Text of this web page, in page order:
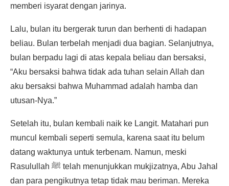
memberi isyarat dengan jarinya.
Lalu, bulan itu bergerak turun dan berhenti di hadapan
beliau. Bulan terbelah menjadi dua bagian. Selanjutnya,
bulan berpadu lagi di atas kepala beliau dan bersaksi,
“Aku bersaksi bahwa tidak ada tuhan selain Allah dan
aku bersaksi bahwa Muhammad adalah hamba dan
utusan-Nya.”
Setelah itu, bulan kembali naik ke Langit. Matahari pun
muncul kembali seperti semula, karena saat itu belum
datang waktunya untuk terbenam. Namun, meski
Rasulullah ﷺ telah menunjukkan mukjizatnya, Abu Jahal
dan para pengikutnya tetap tidak mau beriman. Mereka